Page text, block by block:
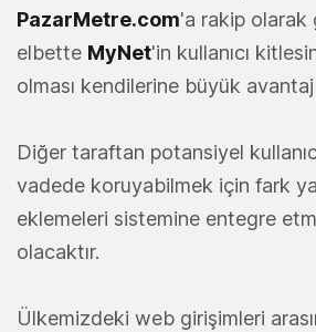
PazarMetre.com'a rakip olarak
elbette MyNet'in kullanıcı
olması kendilerine büyük
Diğer taraftan potansiyel
vadede koruyabilmek için fark
eklemeleri sistemine entegre
olacaktır.
Ülkemizdeki web girişimleri